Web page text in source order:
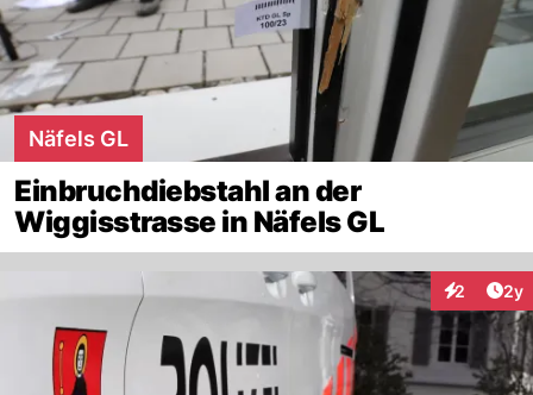
Näfels GL
Einbruchdiebstahl an der
Wiggisstrasse in Näfels GL
2 2y